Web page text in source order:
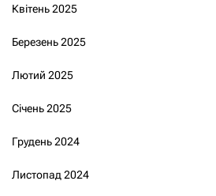
Квітень 2025
Березень 2025
Лютий 2025
Січень 2025
Грудень 2024
Листопад 2024